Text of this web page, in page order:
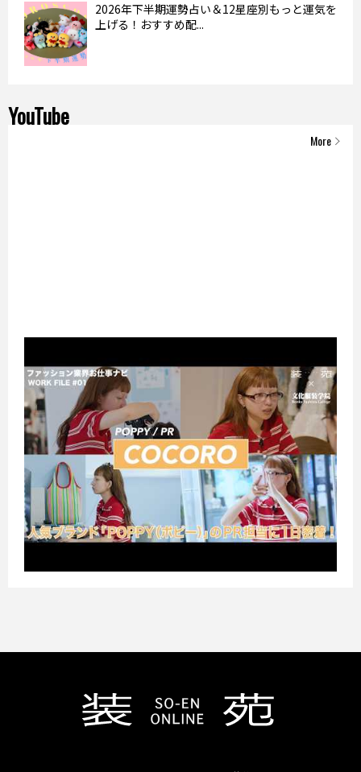
2026年下半期運勢占い＆12星座別もっと運気を
上げる！おすすめ配...
YouTube
More